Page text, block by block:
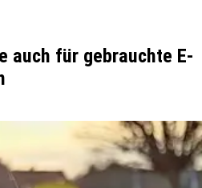
auch für gebrauchte E-